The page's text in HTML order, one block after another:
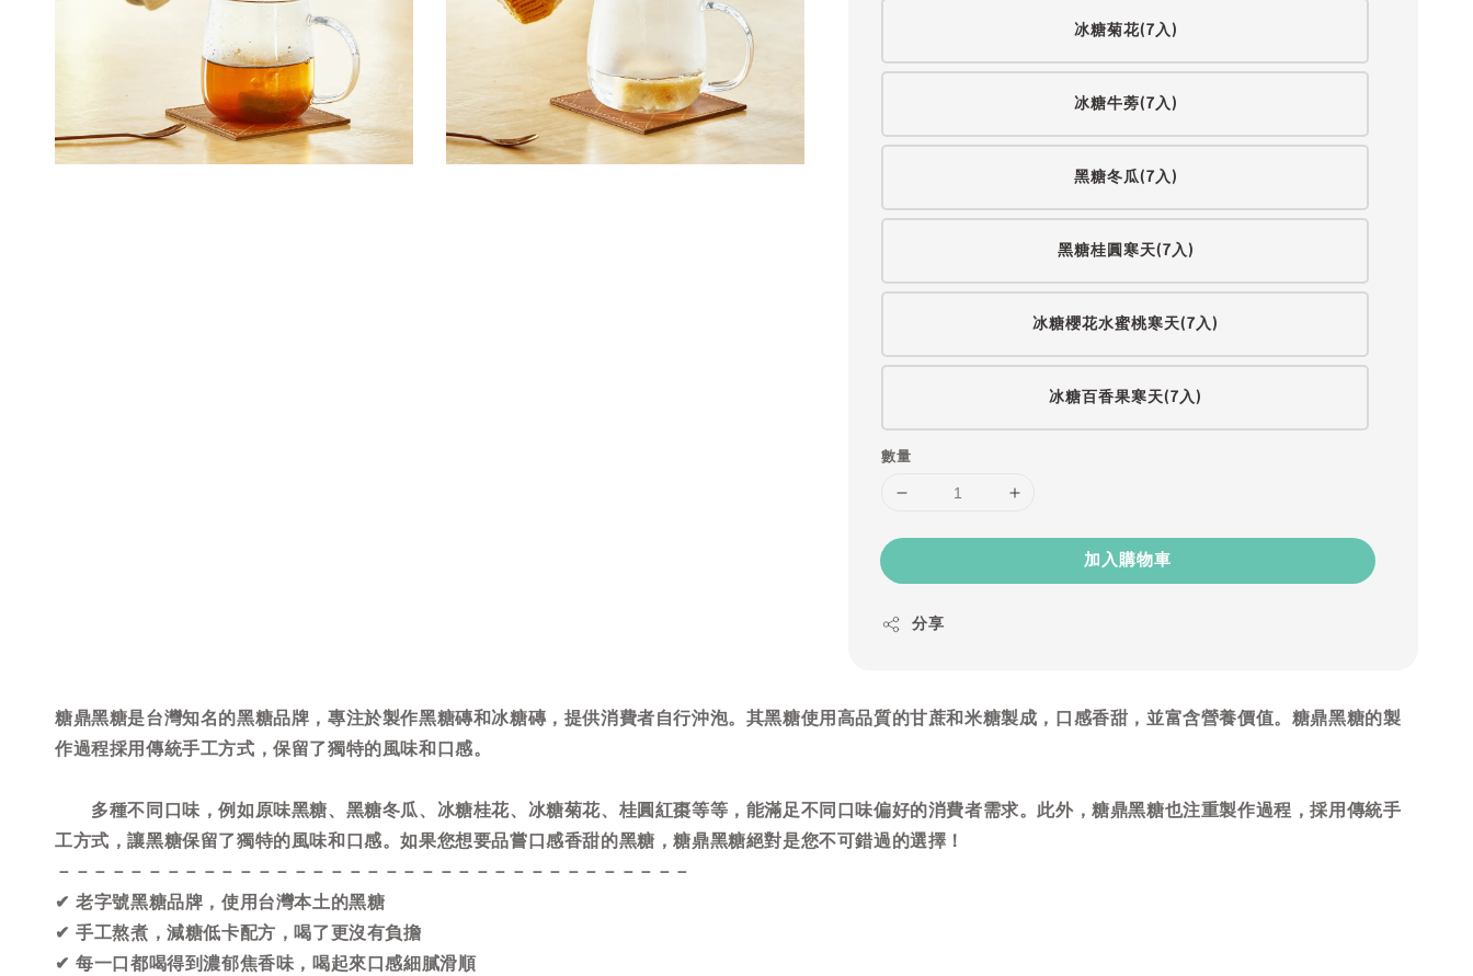
冰糖菊花(7入)
冰糖牛蒡(7入)
黑糖冬瓜(7入)
黑糖桂圓寒天(7入)
冰糖櫻花水蜜桃寒天(7入)
冰糖百香果寒天(7入)
數量
加入購物車
分享
糖鼎黑糖是台灣知名的黑糖品牌，專注於製作黑糖磚和冰糖磚，提供消費者自行沖泡。其黑糖使用高品質的甘蔗和米糖製成，口感香甜，並富含營養價值。糖鼎黑糖的製
作過程採用傳統手工方式，保留了獨特的風味和口感。
多種不同口味，例如原味黑糖、黑糖冬瓜、冰糖桂花、冰糖菊花、桂圓紅棗等等，能滿足不同口味偏好的消費者需求。此外，糖鼎黑糖也注重製作過程，採用傳統手
工方式，讓黑糖保留了獨特的風味和口感。如果您想要品嘗口感香甜的黑糖，糖鼎黑糖絕對是您不可錯過的選擇！
－－－－－－－－－－－－－－－－－－－－－－－－－－－－－－－－－－－
✔ 老字號黑糖品牌，使用台灣本土的黑糖
✔ 手工熬煮，減糖低卡配方，喝了更沒有負擔
✔ 每一口都喝得到濃郁焦香味，喝起來口感細膩滑順